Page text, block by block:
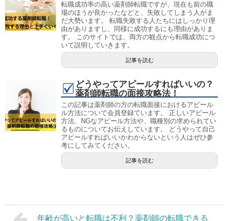
転職成功率の高い薬剤師転職ですが、現在も前の職
場のほうが良かったなどと、失敗してしまう人がま
だ大勢います。 転職失敗する人たちにはしっかり理
由がありますし、同様に成功するにも理由がありま
す。 このサイトでは、両方の観点から転職成功につ
いて説明していきます。
記事を読む
どうやってアピールすればいいの？
薬剤師転職の面接攻略法！
この記事は薬剤師の方の転職面接におけるアピール
ル方法について会員登録ています。 正しいアピール
方法、NGなアピール方法や、職種別の求められてい
るものについてお伝えしています。 どうやって自己
アピールすればいいかわからないという人はぜひ参
考にしてみてください。
記事を読む
年齢が高いと転職は不利？薬剤師の転職できる